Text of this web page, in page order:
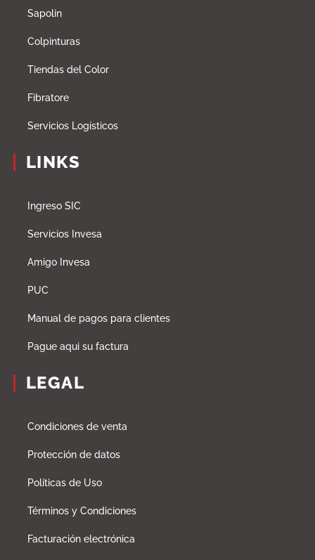
Sapolin
Colpinturas
Tiendas del Color
Fibratore
Servicios Logísticos
LINKS
Ingreso SIC
Servicios Invesa
Amigo Invesa
PUC
Manual de pagos para clientes
Pague aqui su factura
LEGAL
Condiciones de venta
Protección de datos
Políticas de Uso
Términos y Condiciones
Facturación electrónica